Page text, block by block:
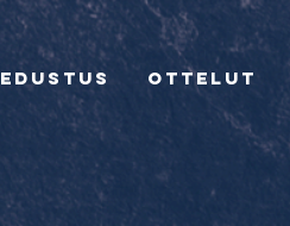
Edustus Ottelut